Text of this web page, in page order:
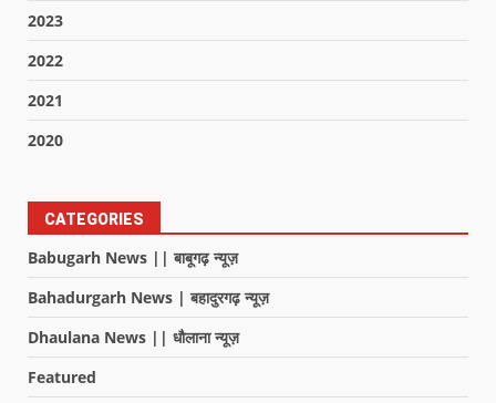
2023
2022
2021
2020
CATEGORIES
Babugarh News || बाबूगढ़ न्यूज़
Bahadurgarh News | बहादुरगढ़ न्यूज़
Dhaulana News || धौलाना न्यूज़
Featured